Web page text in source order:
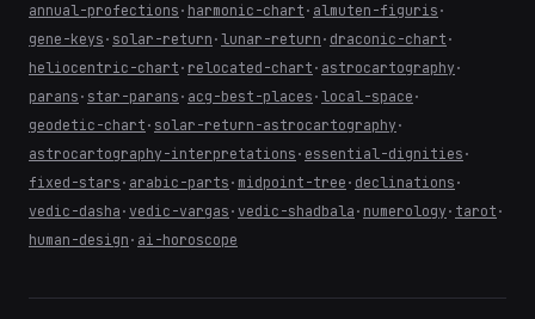
annual-profections · harmonic-chart · almuten-figuris ·
gene-keys · solar-return · lunar-return · draconic-chart ·
heliocentric-chart · relocated-chart · astrocartography ·
parans · star-parans · acg-best-places · local-space ·
geodetic-chart · solar-return-astrocartography ·
astrocartography-interpretations · essential-dignities ·
fixed-stars · arabic-parts · midpoint-tree · declinations ·
vedic-dasha · vedic-vargas · vedic-shadbala · numerology · tarot ·
human-design · ai-horoscope